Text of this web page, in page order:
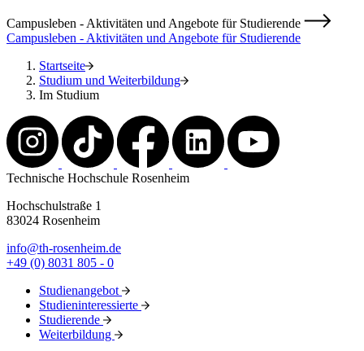
Campusleben - Aktivitäten und Angebote für Studierende
Campusleben - Aktivitäten und Angebote für Studierende
Startseite
Studium und Weiterbildung
Im Studium
Technische Hochschule Rosenheim
Hochschulstraße 1
83024 Rosenheim
info@th-rosenheim.de
+49 (0) 8031 805 - 0
Studienangebot
Studieninteressierte
Studierende
Weiterbildung